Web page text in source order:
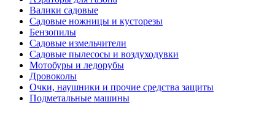
Валики садовые
Садовые ножницы и кусторезы
Бензопилы
Садовые измельчители
Садовые пылесосы и воздуходувки
Мотобуры и ледорубы
Дровоколы
Очки, наушники и прочие средства защиты
Подметальные машины